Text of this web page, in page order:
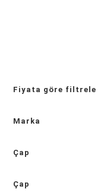
Fiyata göre filtrele
Marka
Çap
Çap